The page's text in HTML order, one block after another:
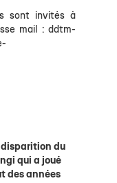
sont invités à
mail : ddtm-
disparition du
qui a joué
des années